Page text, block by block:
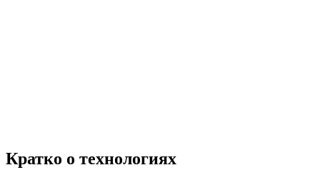
Кратко о технологиях